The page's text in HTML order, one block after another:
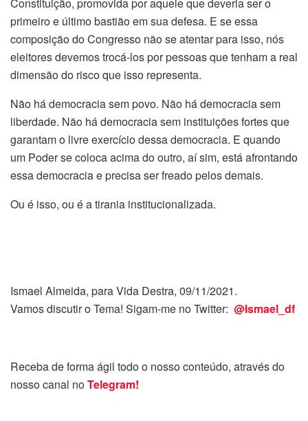
Constituição, promovida por aquele que deveria ser o
primeiro e último bastião em sua defesa. E se essa
composição do Congresso não se atentar para isso, nós
eleitores devemos trocá-los por pessoas que tenham a real
dimensão do risco que isso representa.
Não há democracia sem povo. Não há democracia sem
liberdade. Não há democracia sem instituições fortes que
garantam o livre exercício dessa democracia. E quando
um Poder se coloca acima do outro, aí sim, está afrontando
essa democracia e precisa ser freado pelos demais.
Ou é isso, ou é a tirania institucionalizada.
Ismael Almeida, para Vida Destra, 09/11/2021.
Vamos discutir o Tema! Sigam-me no Twitter: @Ismael_df
Receba de forma ágil todo o nosso conteúdo, através do
nosso canal noTelegram!